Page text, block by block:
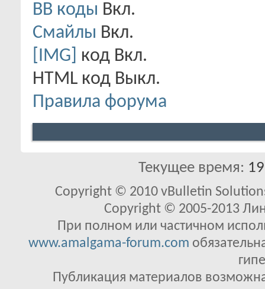
BB коды Вкл.
Смайлы Вкл.
[IMG]
код Вкл.
HTML код Выкл.
Правила форума
Текущее время:
Copyright © 2010 vBulletin
Copyright © 2005-2013
При полном или частичном
www.amalgama-forum.com
Публикация материалов